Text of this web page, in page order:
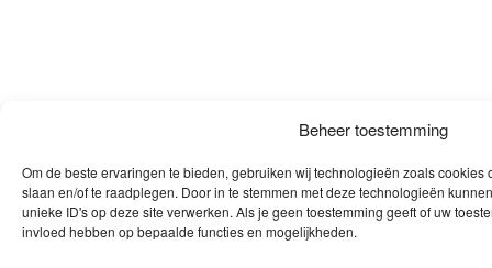
Beheer toestemming
Om de beste ervaringen te bieden, gebruiken wij technologieën zoals cookies
slaan en/of te raadplegen. Door in te stemmen met deze technologieën
unieke ID's op deze site verwerken. Als je geen toestemming geeft of uw
invloed hebben op bepaalde functies en mogelijkheden.